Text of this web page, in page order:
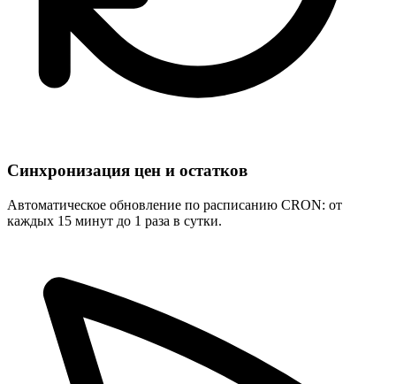
Синхронизация цен и остатков
Автоматическое обновление по расписанию CRON: от
каждых 15 минут до 1 раза в сутки.